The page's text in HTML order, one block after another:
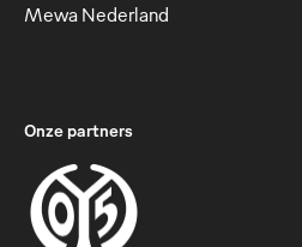
Mewa Nederland
Onze partners